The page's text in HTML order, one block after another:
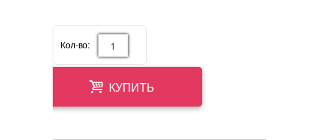
Кол-во:
КУПИТЬ